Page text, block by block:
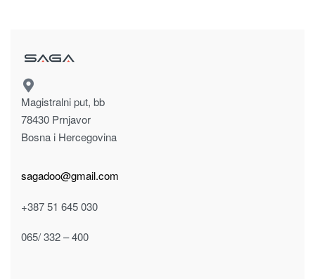
Magistralni put, bb
78430 Prnjavor
Bosna i Hercegovina
sagadoo@gmail.com
+387 51 645 030
065/ 332 – 400